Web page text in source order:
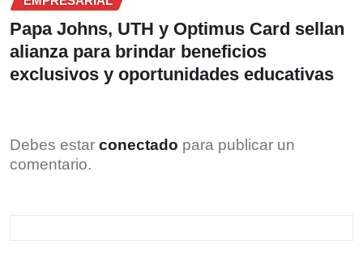
Papa Johns, UTH y Optimus Card sellan
alianza para brindar beneficios
exclusivos y oportunidades educativas
Debes estar conectado para publicar un
comentario.